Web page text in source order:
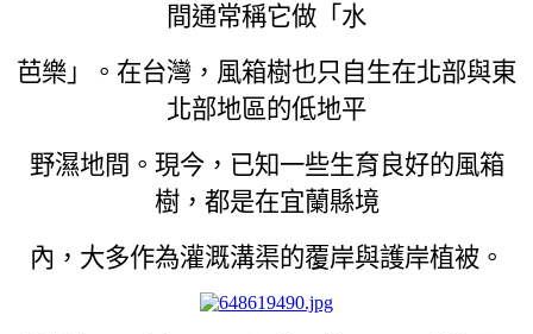
間通常稱它做「水
芭樂」。在台灣，風箱樹也只自生在北部與東
北部地區的低地平
野濕地間。現今，已知一些生育良好的風箱
樹，都是在宜蘭縣境
內，大多作為灌溉溝渠的覆岸與護岸植被。